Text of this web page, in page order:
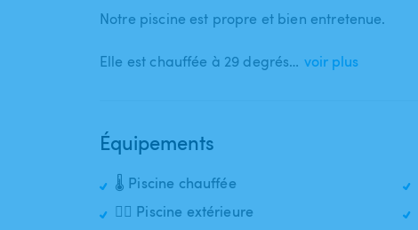
Notre piscine est propre et bien entretenue.
Elle est chauffée à 29 degrés… voir plus
Équipements
🌡️ Piscine chauffée
🏊‍♂️ Piscine extérieure